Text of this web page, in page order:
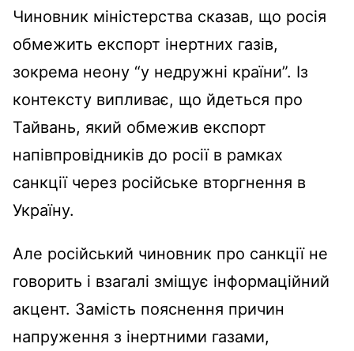
Чиновник міністерства сказав, що росія
обмежить експорт інертних газів,
зокрема неону “у недружні країни”. Із
контексту випливає, що йдеться про
Тайвань, який обмежив експорт
напівпровідників до росії в рамках
санкції через російське вторгнення в
Україну.
Але російський чиновник про санкції не
говорить і взагалі зміщує інформаційний
акцент. Замість пояснення причин
напруження з інертними газами,